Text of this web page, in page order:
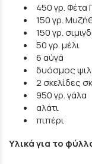
450 γρ.
150 γρ.
150 γρ.
50 γρ. μέλι
6 αύγά
δυόσμος
2 σκελίδες
950 γρ. γάλα
αλάτι
πιπέρι
Υλικά για το